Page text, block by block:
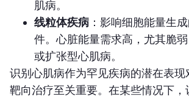
肌病。
线粒体疾病 ：影响细胞能量生
件。心脏能量需求高，尤其脆
或扩张型心肌病。
识别心肌病作为罕见疾病的潜在表现
靶向治疗至关重要。在某些情况下